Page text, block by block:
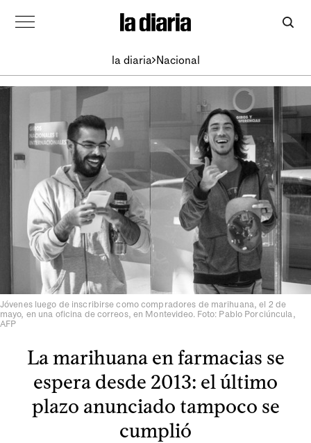
la diaria Nacional
Jóvenes luego de inscribirse como compradores de marihuana, el 2 de
mayo, en una oficina de correos, en Montevideo. Foto: Pablo Porciúncula,
AFP
La marihuana en farmacias se
espera desde 2013: el último
plazo anunciado tampoco se
cumplió